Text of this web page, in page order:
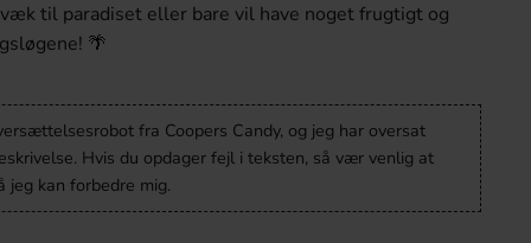
til paradiset eller bare vil have noget frugtigt og
🌴
fra Coopers Candy, og jeg har oversat
Hvis du opdager fejl i teksten, så vær venlig at
jeg kan forbedre mig.